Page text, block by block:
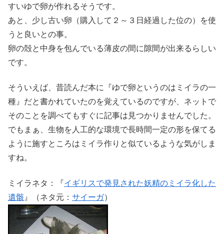
すいゆで卵が作れるそうです。
あと、少し古い卵（購入して２～３日経過した位の）を使
うと良いとの事。
卵の殻と中身を包んでいる薄皮の間に隙間が出来るらしい
です。
そういえば、昔読んだ本に『ゆで卵というのはミイラの一
種』だと書かれていたのを覚えているのですが、ネットで
そのことを調べてもすぐに記事は見つかりませんでした。
でもまぁ、生物を人工的な環境で長時間一定の形を保てる
ように施すところはミイラ作りと似ているような気がしま
すね。
ミイラネタ：『イギリスで発見された妖精のミイラ化した
遺骸 』（ネタ元： サイーガ）